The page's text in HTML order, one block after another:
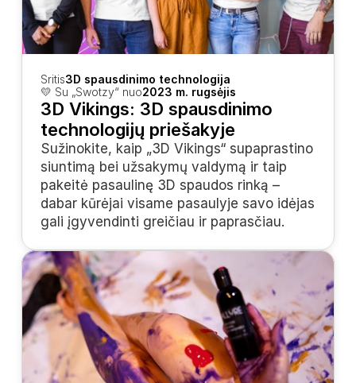
Sritis3D spausdinimo technologija
💛 Su „Swotzy“ nuo2023 m. rugsėjis
3D Vikings: 3D spausdinimo
technologijų priešakyje
Sužinokite, kaip „3D Vikings“ supaprastino
siuntimą bei užsakymų valdymą ir taip
pakeitė pasaulinę 3D spaudos rinką –
dabar kūrėjai visame pasaulyje savo idėjas
gali įgyvendinti greičiau ir paprasčiau.